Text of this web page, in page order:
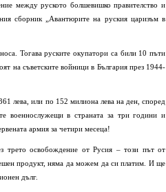
между руското болшевишко правителство и
сборник „Авантюрите на руския царизъм в
Тогава руските окупатори са били 10 пъти
на съветските войници в България през 1944-
лева, или по 152 милиона лева на ден, според
военнослужещи в страната за три години и
армия за четири месеца!
трето освобождение от Русия – този път от
продукт, няма да можем да си платим. И ще
дълг.